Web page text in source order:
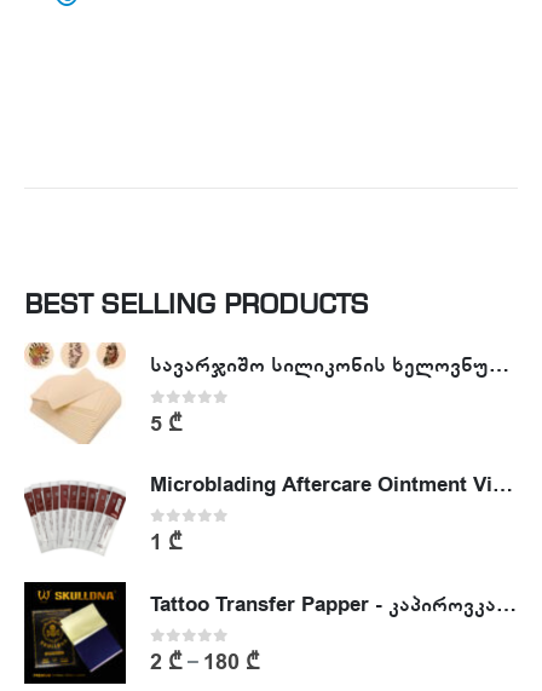
BEST SELLING PRODUCTS
სავარჯიშო სილიკონის ხელოვნური კანი - Tattoo Practike skin
0out of 5
5 ₾
Microblading Aftercare Ointment Vitamin A&D
0 out of 5
1 ₾
Tattoo Transfer Papper - კაპიროვკა - ტატუს ესკიზის კოპირების ქაღალდი
0out of 5
2 ₾– 180 ₾